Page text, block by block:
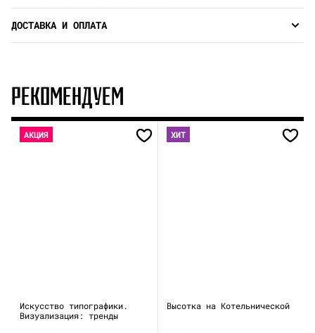
ДОСТАВКА И ОПЛАТА
РЕКОМЕНДУЕМ
АКЦИЯ
Искусство типографики.
Визуализация: тренды
ХИТ
Высотка на Котельнической